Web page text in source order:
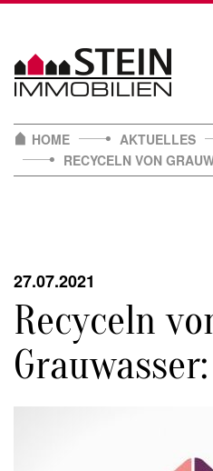
content
HOME
AKTUELLES
RECYCELN VON
27.07.2021
Recyceln
Grauwasser: